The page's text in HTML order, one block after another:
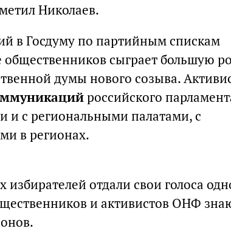
Николаев.
в Госдуму по партийным спискам
общественников сыграет большую
думы нового созыва.
российского
и с региональными палатами, с
в регионах.
отдали свои голоса
и активистов ОНФ